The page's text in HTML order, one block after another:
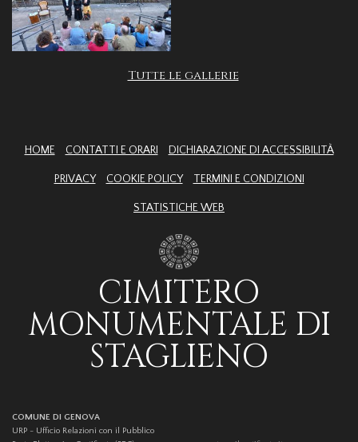
Tutte le gallerie
HOME CONTATTI E ORARI DICHIARAZIONE DI ACCESSIBILITÀ
PRIVACY COOKIE POLICY TERMINI E CONDIZIONI
STATISTICHE WEB
CIMITERO
MONUMENTALE DI
STAGLIENO
COMUNE DI GENOVA
URP - Ufficio Relazioni con il Pubblico